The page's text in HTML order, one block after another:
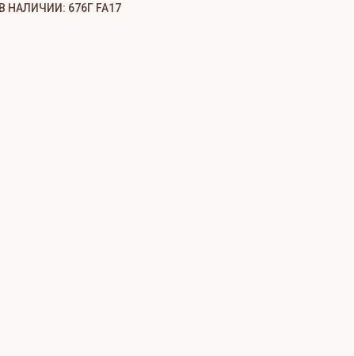
В НАЛИЧИИ: 676Г FA17